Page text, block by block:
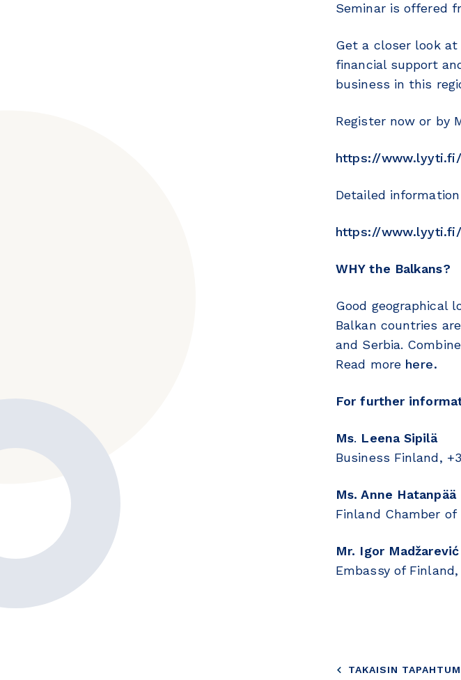
Seminar is offered
Get a closer look
financial support
business in this
Register now or by
https://
Detailed
https://
WHY the Balkans?
Good geographical
Balkan countries
and Serbia.
Read more here.
For further
Ms. Leena Sipilä
Business Finland,
Ms. Anne Hatanpää
Finland Chamber of
Mr. Igor Madžarević
Embassy of
TAKAISIN